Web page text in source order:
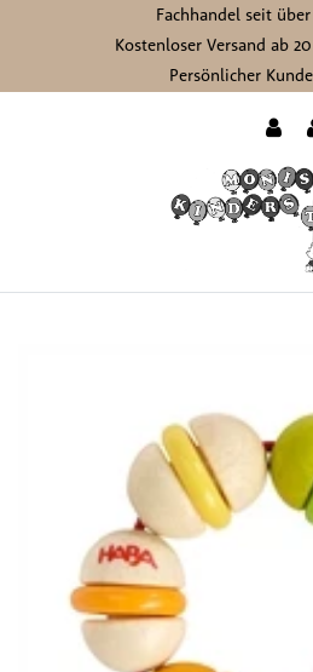
Fachhandel seit
Kostenloser Versand ab
Persönlicher